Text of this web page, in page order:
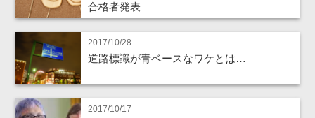
合格者発表
2017/10/28
道路標識が青ベースなワケとは…
2017/10/17